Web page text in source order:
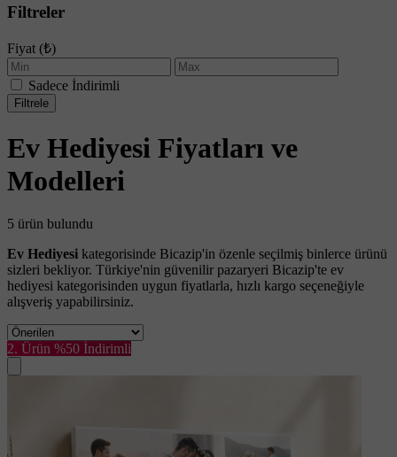
Filtreler
Fiyat (₺)
Sadece İndirimli
Filtrele
Ev Hediyesi Fiyatları ve
Modelleri
5 ürün bulundu
Ev Hediyesi kategorisinde Bicazip'in özenle seçilmiş binlerce ürünü
sizleri bekliyor. Türkiye'nin güvenilir pazaryeri Bicazip'te ev
hediyesi kategorisinden uygun fiyatlarla, hızlı kargo seçeneğiyle
alışveriş yapabilirsiniz.
2. Ürün %50 İndirimli